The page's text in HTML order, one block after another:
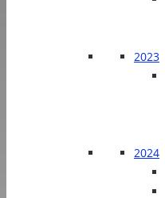
2023
2024